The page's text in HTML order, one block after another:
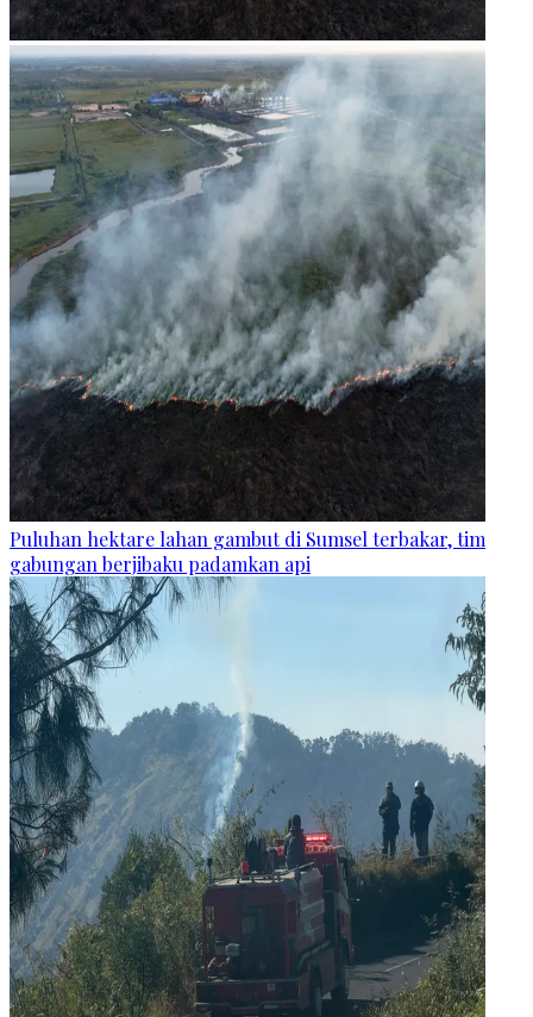
Puluhan hektare lahan gambut di Sumsel terbakar, tim
gabungan berjibaku padamkan api